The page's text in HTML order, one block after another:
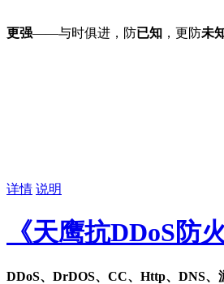
更强——与时俱进，防已知 ，更防未
详情 说明
《天鹰抗DDoS防
DDoS、DrDOS、CC、Http、DNS、